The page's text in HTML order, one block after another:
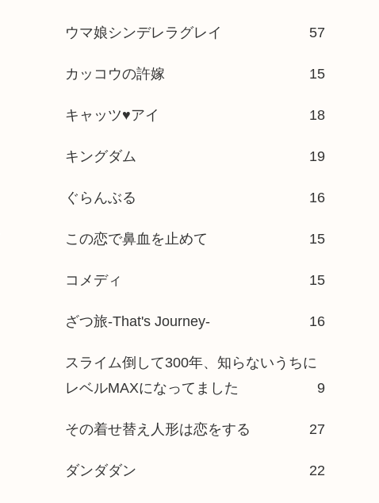
ウマ娘シンデレラグレイ 57
カッコウの許嫁 15
キャッツ♥アイ 18
キングダム 19
ぐらんぶる 16
この恋で鼻血を止めて 15
コメディ 15
ざつ旅-That's Journey- 16
スライム倒して300年、知らないうちに
レベルMAXになってました
9
その着せ替え人形は恋をする 27
ダンダダン 22